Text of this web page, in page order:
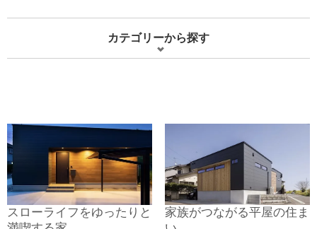
カテゴリーから探す
スローライフをゆったりと
家族がつながる平屋の住ま